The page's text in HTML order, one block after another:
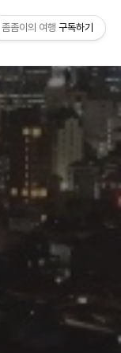
좀좀이의 여행 구독하기